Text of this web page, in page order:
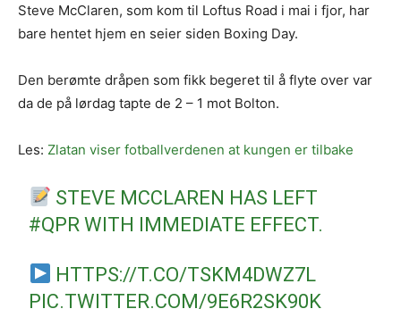
Steve McClaren, som kom til Loftus Road i mai i fjor, har
bare hentet hjem en seier siden Boxing Day.
Den berømte dråpen som fikk begeret til å flyte over var
da de på lørdag tapte de 2 – 1 mot Bolton.
Les: Zlatan viser fotballverdenen at kungen er tilbake
STEVE MCCLAREN HAS LEFT
#QPR WITH IMMEDIATE EFFECT.
HTTPS://T.CO/TSKM4DWZ7L
PIC.TWITTER.COM/9E6R2SK90K